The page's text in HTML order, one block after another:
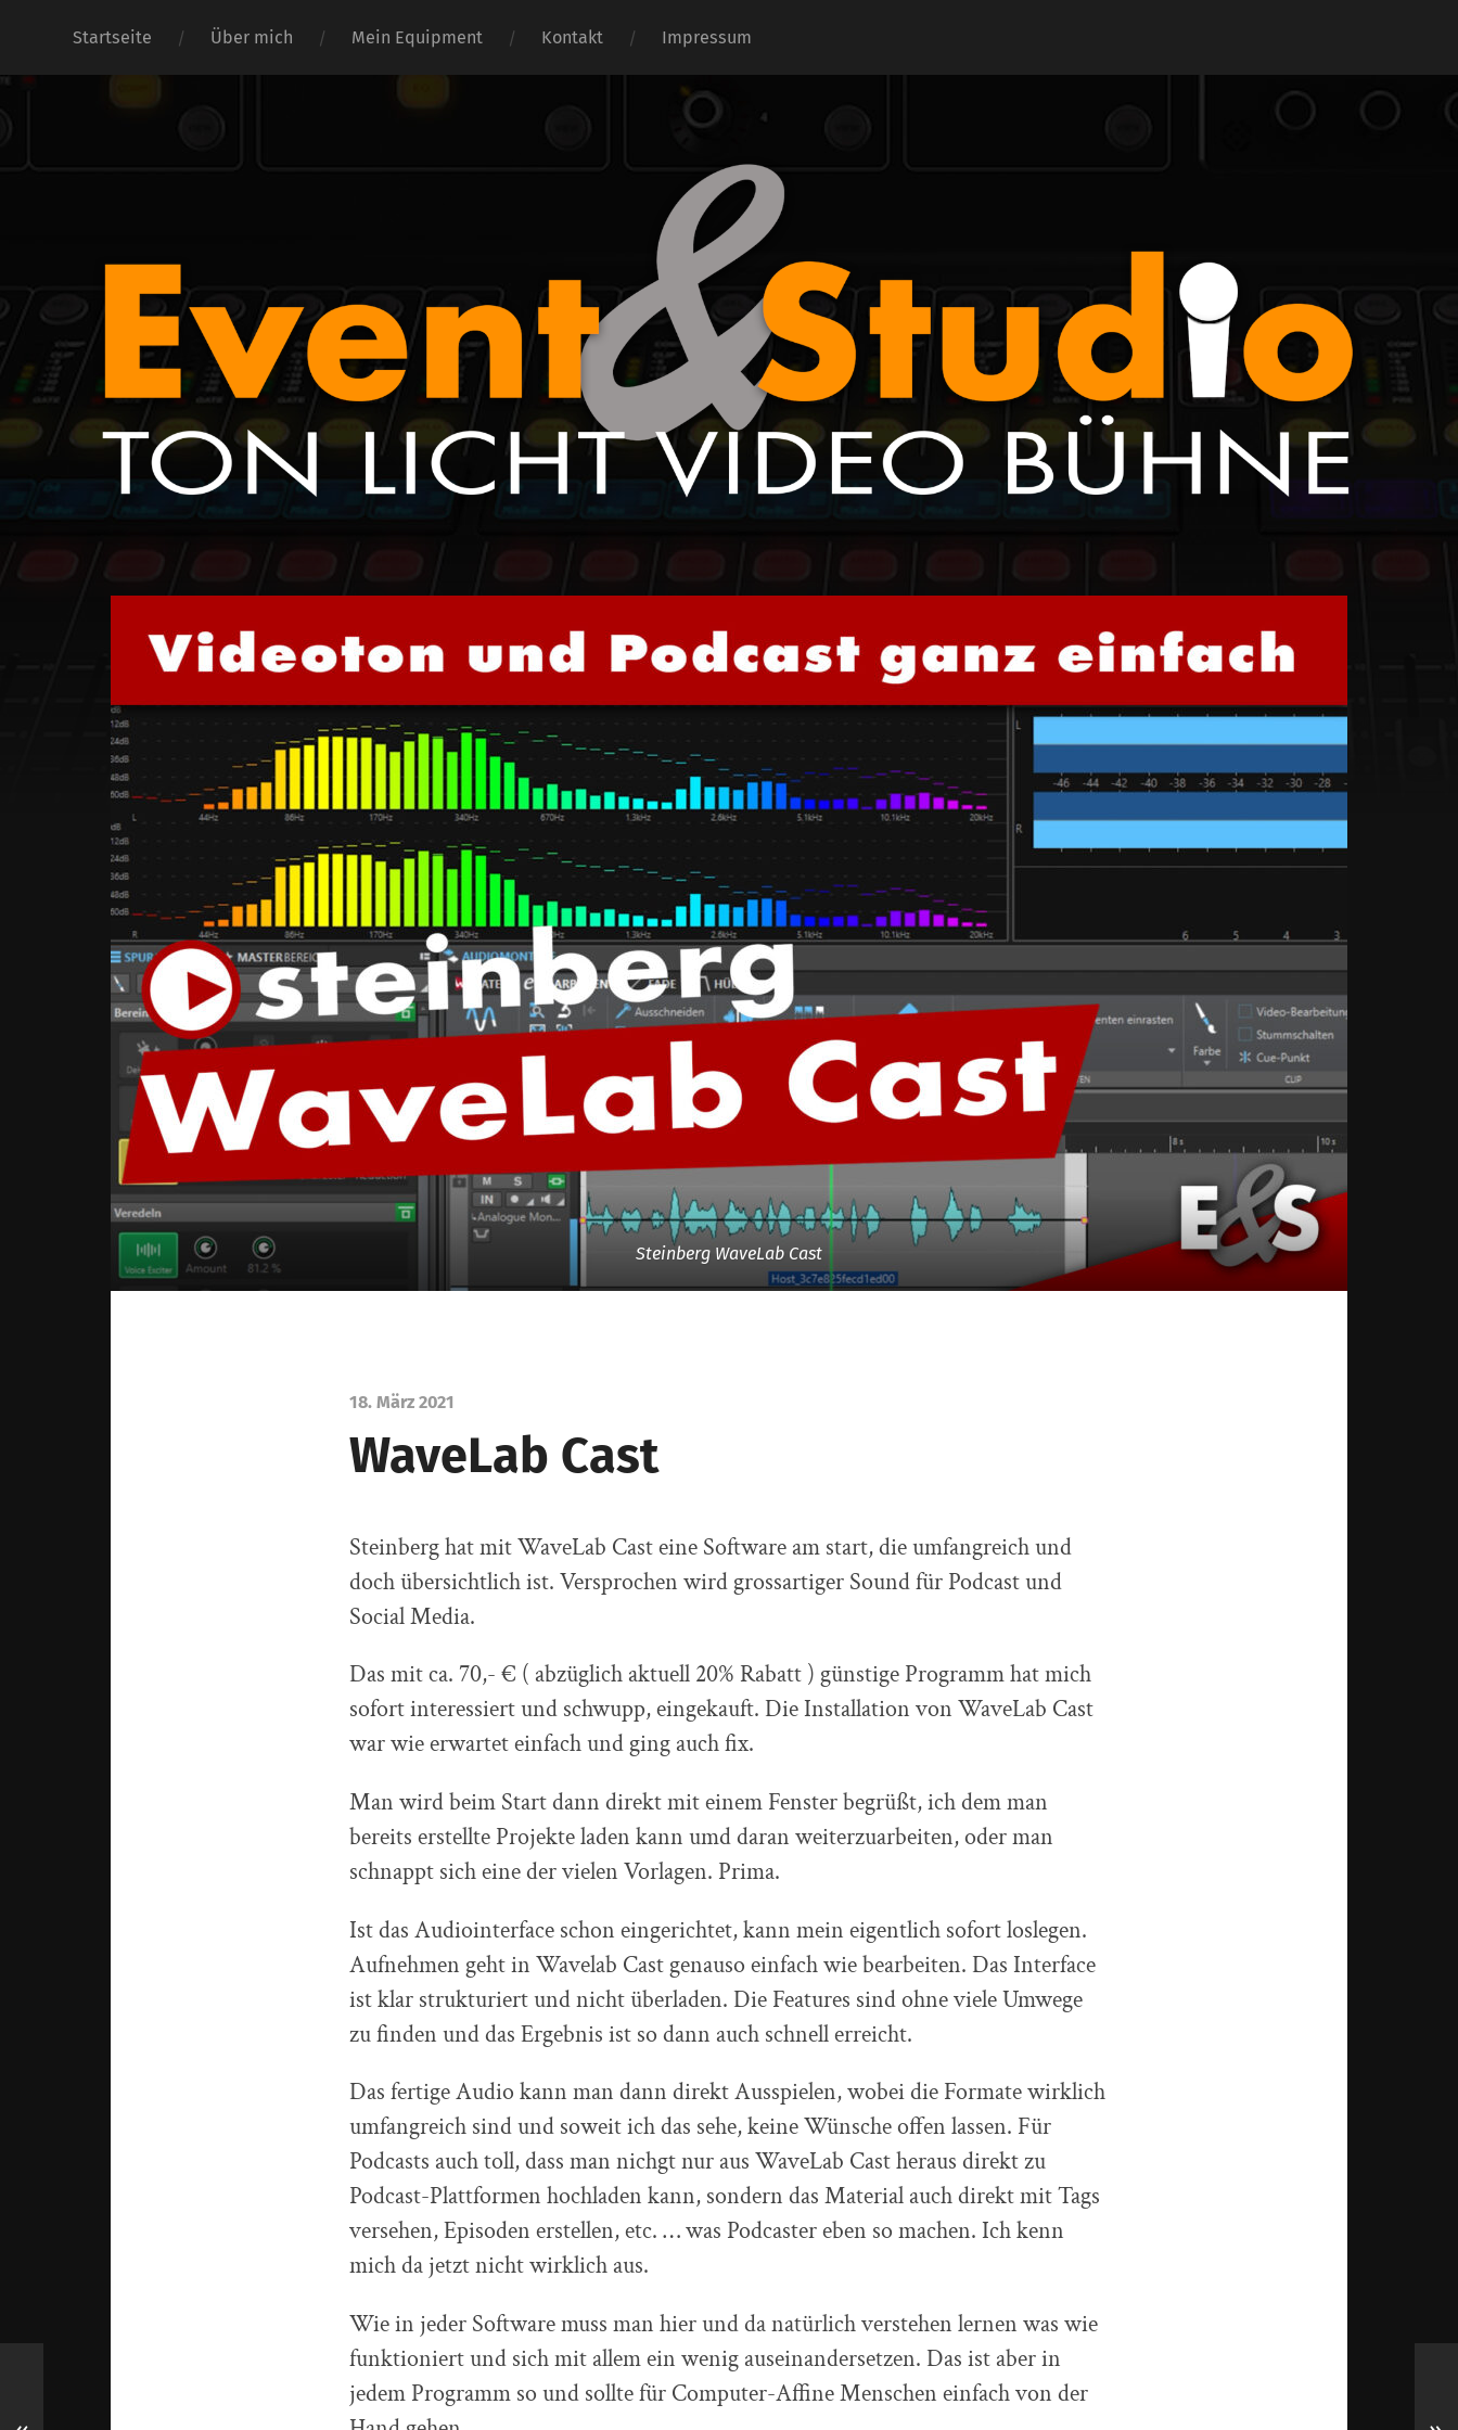
Startseite Über mich Mein Equipment Kontakt Impressum
Event
und
Studio
Steinberg WaveLab Cast
18. März 2021
WaveLab Cast
Steinberg hat mit WaveLab Cast eine Software am start, die umfangreich und
doch übersichtlich ist. Versprochen wird grossartiger Sound für Podcast und
Social Media.
Das mit ca. 70,- € ( abzüglich aktuell 20% Rabatt ) günstige Programm hat mich
sofort interessiert und schwupp, eingekauft. Die Installation von WaveLab Cast
war wie erwartet einfach und ging auch fix.
Man wird beim Start dann direkt mit einem Fenster begrüßt, ich dem man
bereits erstellte Projekte laden kann umd daran weiterzuarbeiten, oder man
schnappt sich eine der vielen Vorlagen. Prima.
Ist das Audiointerface schon eingerichtet, kann mein eigentlich sofort loslegen.
Aufnehmen geht in Wavelab Cast genauso einfach wie bearbeiten. Das Interface
ist klar strukturiert und nicht überladen. Die Features sind ohne viele Umwege
zu finden und das Ergebnis ist so dann auch schnell erreicht.
Das fertige Audio kann man dann direkt Ausspielen, wobei die Formate wirklich
umfangreich sind und soweit ich das sehe, keine Wünsche offen lassen. Für
Podcasts auch toll, dass man nichgt nur aus WaveLab Cast heraus direkt zu
Podcast-Plattformen hochladen kann, sondern das Material auch direkt mit Tags
versehen, Episoden erstellen, etc. … was Podcaster eben so machen. Ich kenn
mich da jetzt nicht wirklich aus.
Wie in jeder Software muss man hier und da natürlich verstehen lernen was wie
funktioniert und sich mit allem ein wenig auseinandersetzen. Das ist aber in
jedem Programm so und sollte für Computer-Affine Menschen einfach von der